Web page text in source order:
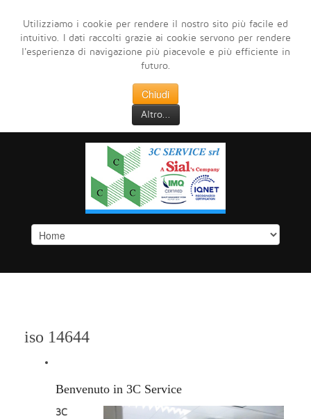
Utilizziamo i cookie per rendere il nostro sito più facile ed
intuitivo. I dati raccolti grazie ai cookie servono per rendere
l'esperienza di navigazione più piacevole e più efficiente in
futuro.
Chiudi
Altro...
iso 14644
Benvenuto in 3C Service
3C